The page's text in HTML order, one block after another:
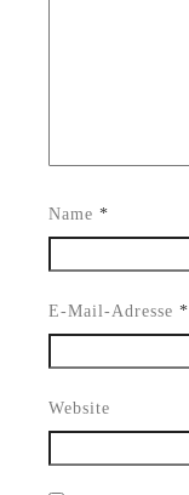
Name*
E-Mail-Adresse*
Website